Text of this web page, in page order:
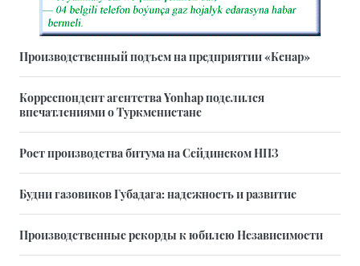
Производственный подъем на предприятии «Кенар»
Корреспондент агентства Yonhap поделился
впечатлениями о Туркменистане
Рост производства битума на Сейдинском НПЗ
Будни газовиков Губадага: надежность и развитие
Производственные рекорды к юбилею Независимости